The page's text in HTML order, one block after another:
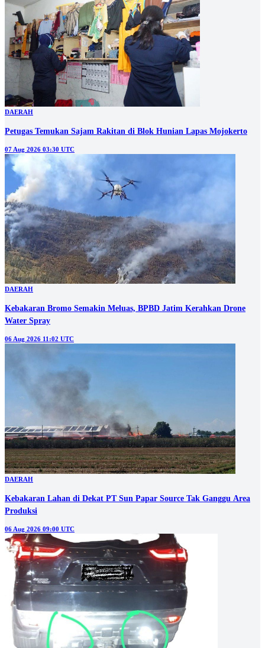
DAERAH
Petugas Temukan Sajam Rakitan di Blok Hunian Lapas Mojokerto
07 Aug 2026 03:30 UTC
DAERAH
Kebakaran Bromo Semakin Meluas, BPBD Jatim Kerahkan Drone
Water Spray
06 Aug 2026 11:02 UTC
DAERAH
Kebakaran Lahan di Dekat PT Sun Papar Source Tak Ganggu Area
Produksi
06 Aug 2026 09:00 UTC